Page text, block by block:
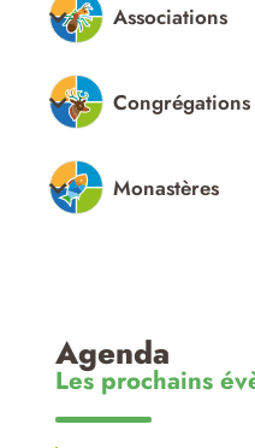
Associations
Monastères
Agenda
Les prochains